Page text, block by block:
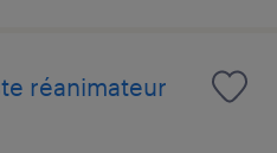
réanimateur